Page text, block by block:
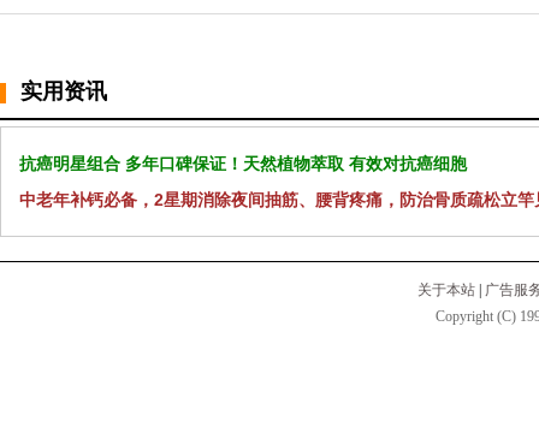
实用资讯
抗癌明星组合 多年口碑保证！天然植物萃取 有效对抗癌细胞
中老年补钙必备，2星期消除夜间抽筋、腰背疼痛，防治骨质疏松立竿
关于本站
广告服
Copyright (C)